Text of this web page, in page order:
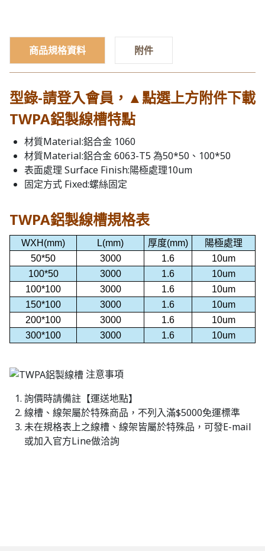
商品規格資料 附件
型錄-請登入會員，▲點選上方附件下載
TWPA鋁製線槽特點
材質Material:鋁合金 1060
材質Material:鋁合金 6063-T5 為50*50、100*50
表面處理 Surface Finish:陽極處理10um
固定方式 Fixed:螺絲固定
TWPA鋁製線槽規格表
WXH (mm) L(mm) 厚度(mm)
陽極處理
50*50
3000 1.6
10um
100*50
3000 1.6
10um
100*100
3000 1.6
10um
150*100
3000 1.6
10um
200*100
3000 1.6
10um
300*100
3000 1.6 10um
注意事項
詢價時請備註【運送地點】
線槽、線架屬於特殊商品，不列入滿$5000免運標準
未在規格表上之線槽、線架皆屬於特殊品，可發E-mail
或加入官方Line做洽詢